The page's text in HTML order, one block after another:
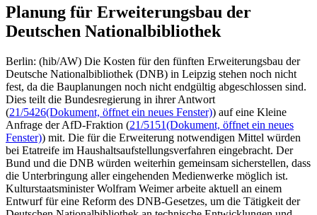
Planung für Erweiterungsbau der
Deutschen Nationalbibliothek
Berlin: (hib/AW) Die Kosten für den fünften Erweiterungsbau der
Deutsche Nationalbibliothek (DNB) in Leipzig stehen noch nicht
fest, da die Bauplanungen noch nicht endgültig abgeschlossen sind.
Dies teilt die Bundesregierung in ihrer Antwort
(21/5426(Dokument, öffnet ein neues Fenster)) auf eine Kleine
Anfrage der AfD-Fraktion (21/5151(Dokument, öffnet ein neues
Fenster)) mit. Die für die Erweiterung notwendigen Mittel würden
bei Etatreife im Haushaltsaufstellungsverfahren eingebracht. Der
Bund und die DNB würden weiterhin gemeinsam sicherstellen, dass
die Unterbringung aller eingehenden Medienwerke möglich ist.
Kulturstaatsminister Wolfram Weimer arbeite aktuell an einem
Entwurf für eine Reform des DNB-Gesetzes, um die Tätigkeit der